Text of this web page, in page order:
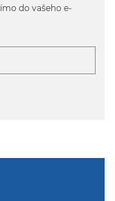
do vašeho e-